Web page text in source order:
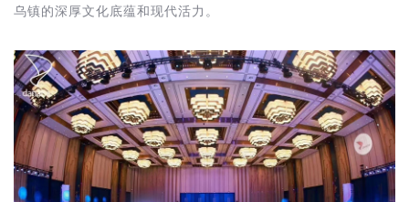
乌镇的深厚文化底蕴和现代活力。